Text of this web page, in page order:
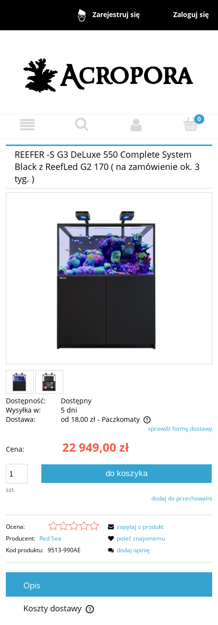
Zarejestruj się Zaloguj się
REEFER -S G3 DeLuxe 550 Complete System
Black z ReefLed G2 170 ( na zamówienie ok. 3
tyg. )
Dostępność:
Dostępny
Wysyłka w:
5 dni
Dostawa:
od 18,00 zł - Paczkomaty
Cena nie zawiera ewentualnych kosztów płatnościsprawdź formy dostawy
Cena: 22 949,00 zł
szt.
do koszyka
dodaj do przechowalni
Ocena:
Producent: Red Sea
Kod produktu: 9513-990AE
zapytaj o produkt
poleć znajomemu
dodaj opinię
Opis
Koszty dostawy
Cena nie zawiera ewentualnych kosztów płatności